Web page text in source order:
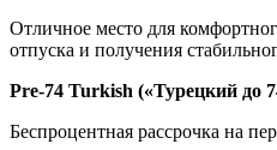
Отличное место для
отпуска и получения
Рre-74 Turkish («Турецкий до
Беспроцентная рассрочка на